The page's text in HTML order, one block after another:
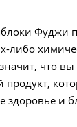
Фуджи
либо
что
здоровье и